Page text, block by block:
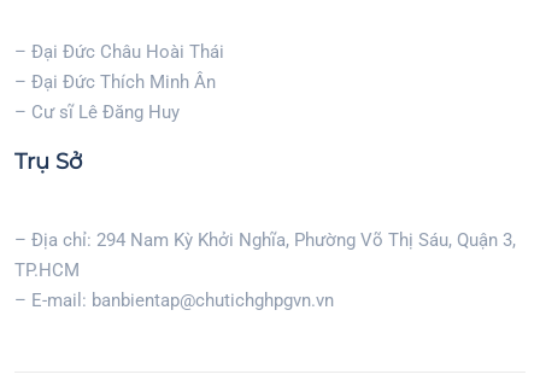
– Đại Đức Châu Hoài Thái
– Đại Đức Thích Minh Ân
– Cư sĩ Lê Đăng Huy
Trụ Sở
– Địa chỉ: 294 Nam Kỳ Khởi Nghĩa, Phường Võ Thị Sáu, Quận 3,
TP.HCM
– E-mail: banbientap@chutichghpgvn.vn